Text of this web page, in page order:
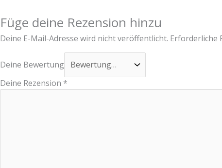
Füge deine Rezension hinzu
Deine E-Mail-Adresse wird nicht veröffentlicht. Erforderliche
Deine Bewertung
Deine Rezension *